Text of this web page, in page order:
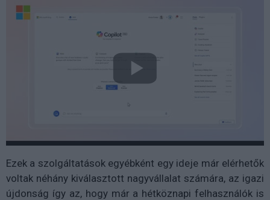
Ezek a szolgáltatások egyébként egy ideje már elérhetők
voltak néhány kiválasztott nagyvállalat számára, az igazi
újdonság így az, hogy már a hétköznapi felhasználók is